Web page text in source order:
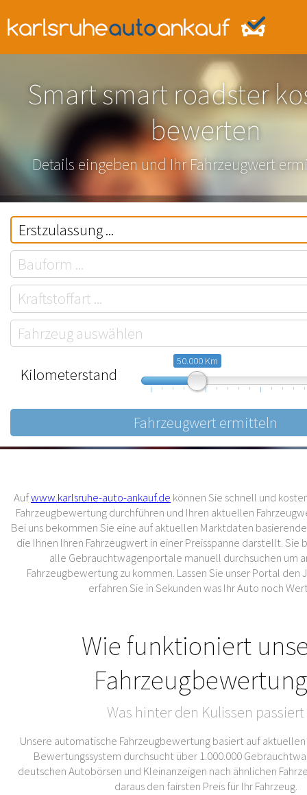
Smart smart roadster
bewerten
Details eingeben und Ihr Fahrzeugwert
Kilometerstand
50.000 Km
Aufwww.karlsruhe-auto-ankauf.de können Sie schnell und
Fahrzeugbewertung durchführen und Ihren aktuellen
Bei uns bekommen Sie eine auf aktuellen Marktdaten
die Ihnen Ihren Fahrzeugwert in einer Preisspanne darstellt. Sie
alle Gebrauchtwagenportale manuell durchsuchen um
Fahrzeugbewertung zu kommen. Lassen Sie unser Portal den
erfahren Sie in Sekunden was Ihr Auto noch
Wie funktioniert
Was hinter den Kulissen passiert
Unsere automatische Fahrzeugbewertung basiert auf
Bewertungssystem durchsucht über 1.000.000
deutschen Autobörsen und Kleinanzeigen nach ähnlichen
daraus den fairsten Preis für Ihr Fahrzeug.